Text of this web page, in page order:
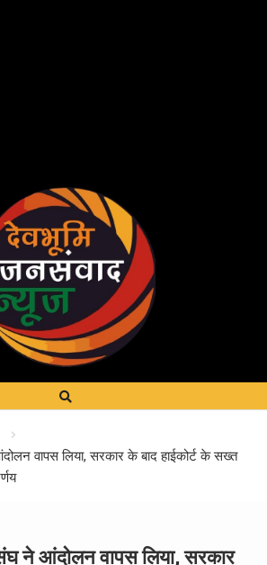
वापस लिया, सरकार के बाद हाईकोर्ट के सख्त
ने आंदोलन वापस लिया, सरकार